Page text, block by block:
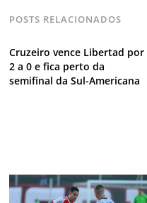
POSTS RELACIONADOS
Cruzeiro vence Libertad por
2 a 0 e fica perto da
semifinal da Sul-Americana